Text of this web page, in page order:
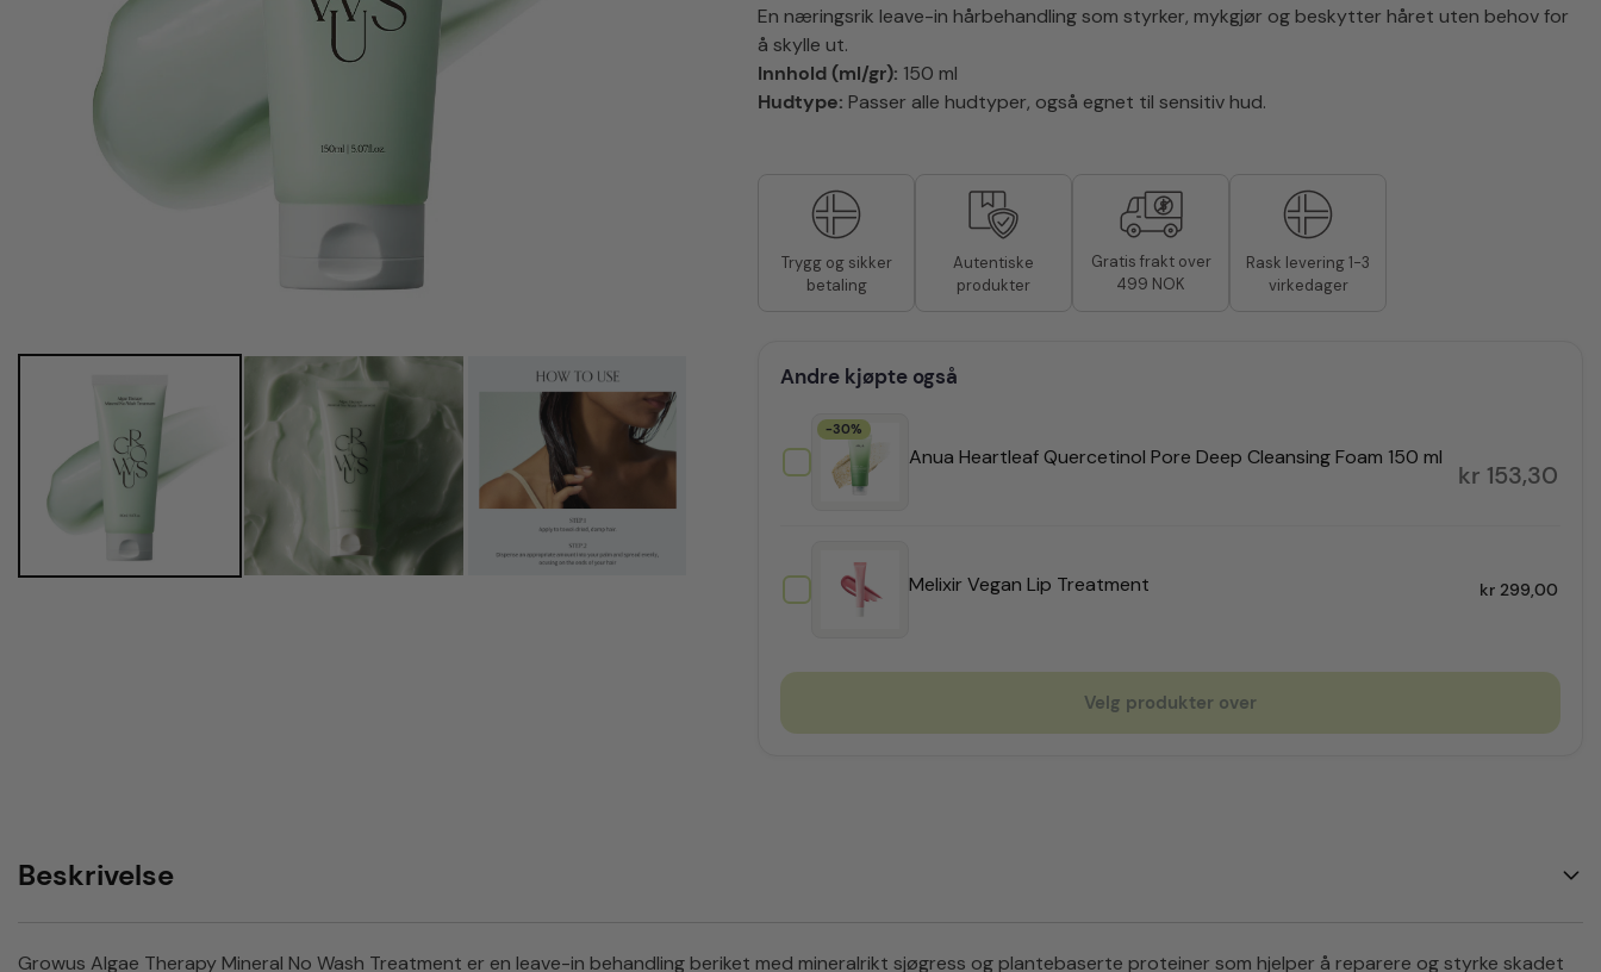
En næringsrik leave-in hårbehandling som styrker, mykgjør og beskytter håret uten behov for
å skylle ut.
Innhold (ml/gr): 150 ml
Hudtype:Passer alle hudtyper, også egnet til sensitiv hud.
Trygg og sikker
betaling
Autentiske
produkter
Gratis frakt over
499 NOK
Rask levering 1-3
virkedager
Andre kjøpte også
-30%
Anua Heartleaf Quercetinol Pore Deep Cleansing Foam 150 ml
kr 153,30
Melixir Vegan Lip Treatment kr 299,00
Velg produkter over
Beskrivelse
Growus Algae Therapy Mineral No Wash Treatment er en leave-in behandling beriket med mineralrikt sjøgress og plantebaserte proteiner som hjelper å reparere og styrke skadet